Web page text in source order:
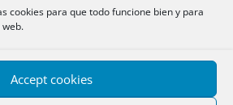
cookies para que todo funcione bien y para
Accept cookies